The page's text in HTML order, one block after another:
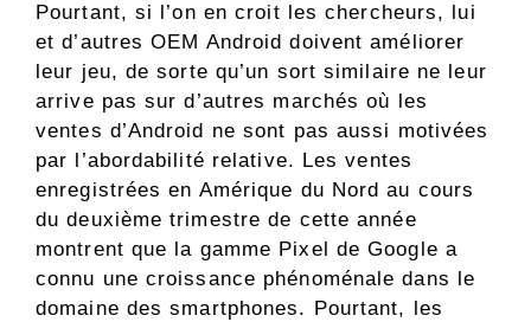
Pourtant, si l’on en croit les chercheurs, lui
et d’autres OEM Android doivent améliorer
leur jeu, de sorte qu’un sort similaire ne leur
arrive pas sur d’autres marchés où les
ventes d’Android ne sont pas aussi motivées
par l’abordabilité relative. Les ventes
enregistrées en Amérique du Nord au cours
du deuxième trimestre de cette année
montrent que la gamme Pixel de Google a
connu une croissance phénoménale dans le
domaine des smartphones. Pourtant, les